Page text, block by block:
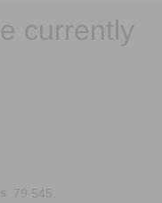
currently
79 545.